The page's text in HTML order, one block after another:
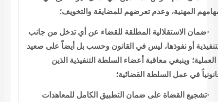
المهنية، وعدم تعرضهم للمضايقة والتخويف؛
ضمان الاستقلالية المطلقة للقضاء عن أي تدخل من جانب
أو نفوذها، ليس في القانون وحسب بل أيضاً على صعيد
وينبغي معاقبة أعضاء السلطة التنفيذية الذين
في عمل السلطة القضائية؛
تشجيع القضاة على ضمان التطبيق الكامل للمعاهدات